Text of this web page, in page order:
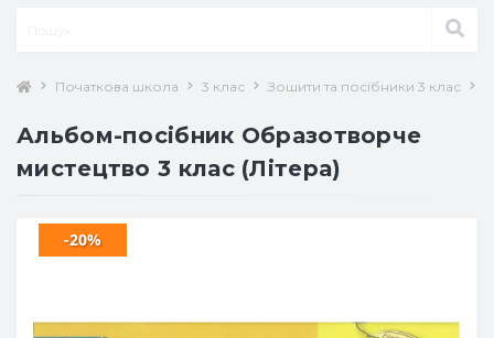
Початкова школа 3 клас Зошити та посібники 3 клас
Альбом-посібник Образотворче
мистецтво 3 клас (Літера)
-20%